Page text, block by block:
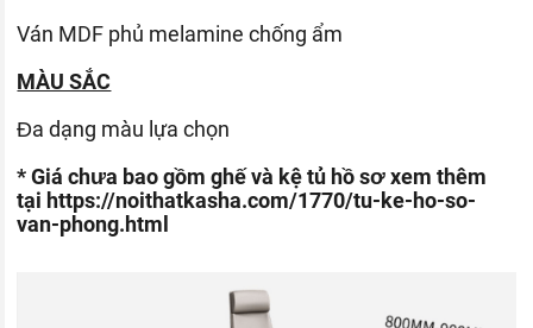
Ván MDF phủ melamine chống ẩm
MÀU SẮC
Đa dạng màu lựa chọn
* Giá chưa bao gồm ghế và kệ tủ hồ sơ xem thêm
tại https://noithatkasha.com/1770/tu-ke-ho-so-
van-phong.html